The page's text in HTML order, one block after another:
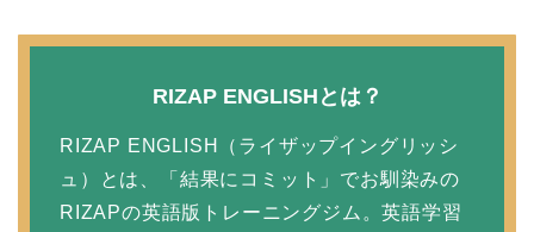
RIZAP ENGLISHとは？
RIZAP ENGLISH（ライザップイングリッシ
ュ）とは、「結果にコミット」でお馴染みの
RIZAPの英語版トレーニングジム。英語学習